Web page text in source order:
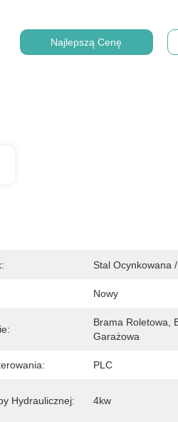
Najlepszą Cenę
Stal Ocynkowana
Nowy
Brama Roletowa,
Garażowa
PLC
Hydraulicznej: 4kw